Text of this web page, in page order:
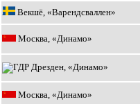
Векшё, «Варендсваллен»
Москва, «Динамо»
Дрезден, «Динамо»
Москва, «Динамо»